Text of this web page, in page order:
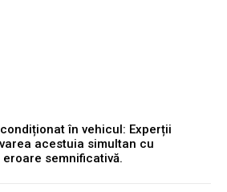
în vehicul: Experții
acestuia simultan cu
semnificativă.